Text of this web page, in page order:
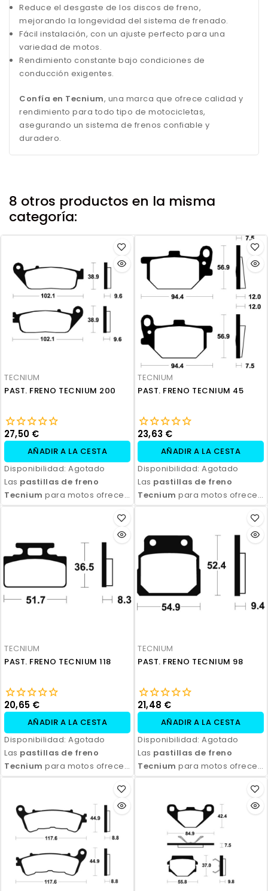
Reduce el desgaste de los discos de freno,
mejorando la longevidad del sistema de frenado.
Fácil instalación, con un ajuste perfecto para una
variedad de motos.
Rendimiento constante bajo condiciones de
conducción exigentes.
Confía en Tecnium, una marca que ofrece calidad y
rendimiento para todo tipo de motocicletas,
asegurando un sistema de frenos confiable y
duradero.
8 otros productos en la misma
categoría:
TECNIUM
PAST. FRENO TECNIUM 200
27,50 €
AÑADIR A LA CESTA
Disponibilidad: Agotado
Las pastillas de freno
Tecnium para motos ofrecen
un rendimiento de frenado
Disponibles en compuestos
orgánicos, semi-metálicos y
sinterizados, son ideales
para todo tipo de
motocicletas y condiciones
aseguran seguridad y control
en cada frenada.
TECNIUM
PAST. FRENO TECNIUM 45
23,63 €
AÑADIR A LA CESTA
Disponibilidad: Agotado
Las pastillas de freno
Tecnium para motos ofrecen
un rendimiento de frenado
durabilidad y eficiencia.
Disponibles en compuestos
orgánicos, semi-metálicos y
sinterizados, son ideales
para todo tipo de
motocicletas y condiciones
de conducción. Con fácil
aseguran seguridad y control
en cada frenada.
TECNIUM
PAST. FRENO TECNIUM 118
20,65 €
AÑADIR A LA CESTA
Disponibilidad: Agotado
Las pastillas de freno
Tecnium para motos ofrecen
un rendimiento de frenado
durabilidad y eficiencia.
Disponibles en compuestos
orgánicos, semi-metálicos y
sinterizados, son ideales
para todo tipo de
motocicletas y condiciones
de conducción. Con fácil
TECNIUM
PAST. FRENO TECNIUM 98
21,48 €
AÑADIR A LA CESTA
Disponibilidad: Agotado
Las pastillas de freno
Tecnium para motos ofrecen
un rendimiento de frenado
durabilidad y eficiencia.
Disponibles en compuestos
orgánicos, semi-metálicos y
sinterizados, son ideales
para todo tipo de
motocicletas y condiciones
de conducción. Con fácil